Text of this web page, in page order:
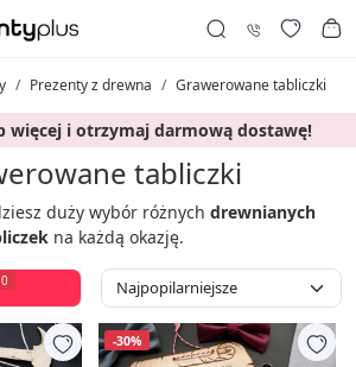
Prezenty z drewna Grawerowane tabliczki
więcej i otrzymaj darmową dostawę!
tabliczki
duży wybór różnych drewnianych
na każdą okazję.
0
-30%